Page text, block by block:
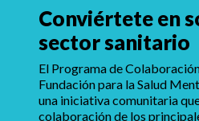
Conviértete en
sector sanitario
El Programa de
Fundación para la Salud
una iniciativa comunitaria
colaboración de los